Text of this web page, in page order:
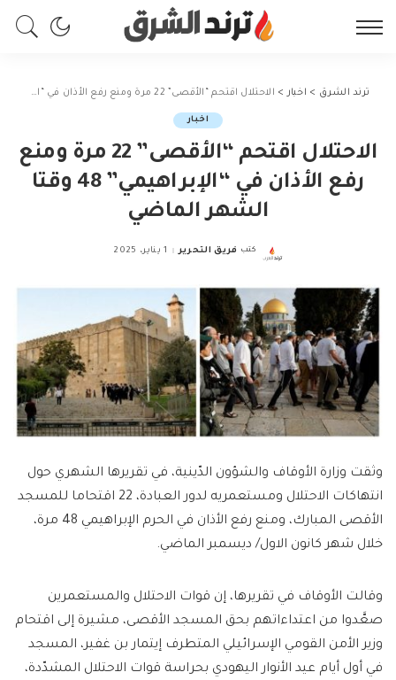
ترند الشرق > اخبار > الاحتلال اقتحم “الأقصى” 22 مرة ومنع رفع الأذان في “الإبراهيمي” 48 وقتا الشهر الماضي
اخبار
الاحتلال اقتحم “الأقصى” 22 مرة ومنع
رفع الأذان في “الإبراهيمي” 48 وقتا
الشهر الماضي
Posted
كتب فريق التحرير 1 يناير، 2025
وثقت وزارة الأوقاف والشؤون الدّينية، في تقريرها الشهري حول
انتهاكات الاحتلال ومستعمريه لدور العبادة، 22 اقتحاما للمسجد
الأقصى المبارك، ومنع رفع الأذان في الحرم الإبراهيمي 48 مرة،
خلال شهر كانون الاول/ ديسمبر الماضي.
وقالت الأوقاف في تقريرها، إن قوات الاحتلال والمستعمرين
صعَّدوا من اعتداءاتهم بحق المسجد الأقصى، مشيرة إلى اقتحام
وزير الأمن القومي الإسرائيلي المتطرف إيتمار بن غفير، المسجد
في أول أيام عيد الأنوار اليهودي بحراسة قوات الاحتلال المشدّدة،